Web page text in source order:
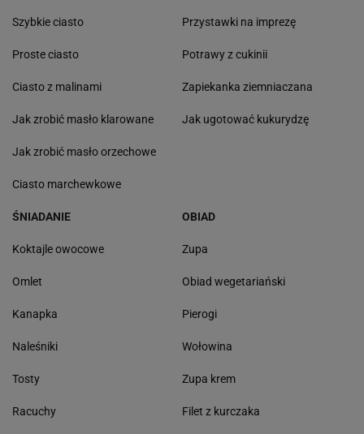
Szybkie ciasto
Proste ciasto
Ciasto z malinami
Jak zrobić masło klarowane
Jak zrobić masło orzechowe
Ciasto marchewkowe
Przystawki na imprezę
Potrawy z cukinii
Zapiekanka ziemniaczana
Jak ugotować kukurydzę
ŚNIADANIE
Koktajle owocowe
Omlet
Kanapka
Naleśniki
Tosty
Racuchy
OBIAD
Zupa
Obiad wegetariański
Pierogi
Wołowina
Zupa krem
Filet z kurczaka